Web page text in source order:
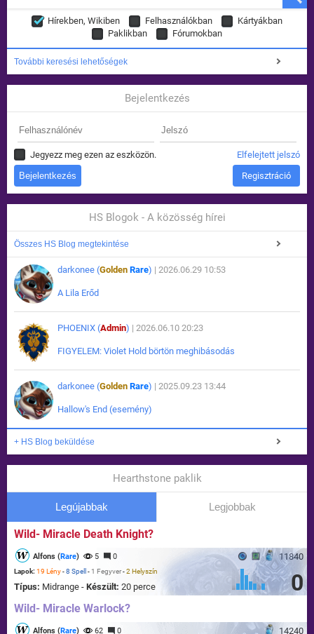
Hírekben, Wikiben Felhasználókban
Kártyákban
Paklikban
Fórumokban
További keresési lehetőségek
Bejelentkezés
Jegyezz meg ezen az eszközön. Elfelejtett jelszó
Regisztráció
HS Blogok - A közösség hírei
Összes HS Blog megtekintése
darkonee (Golden Rare) | 2026.06.29 10:53
A Lila Erőd
PHOENIX (Admin) | 2026.06.10 20:23
FIGYELEM: Violet Hold börtön meghibásodás
darkonee (Golden Rare) | 2025.09.23 13:44
Hallow's End (esemény)
+ HS Blog beküldése
Hearthstone paklik
Legújabbak Legjobbak
Wild- Miracle Death Knight?
11840
Alfons (Rare) 5 0
Lapok: 19 Lény-8 Spell - 1 Fegyver-2 Helyszín
Típus: Midrange - Készült: 20 perce 0
Wild- Miracle Warlock?
14240
Alfons (Rare) 62 0